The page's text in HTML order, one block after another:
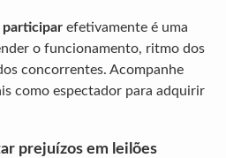
participar efetivamente é uma
o funcionamento, ritmo dos
concorrentes. Acompanhe
como espectador para adquirir
prejuízos em leilões